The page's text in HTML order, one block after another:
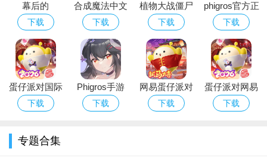
2、随着得分的增长，你将可以解锁新的道具和玩法更丰富的
地区！
3、为你提供新的游乐场来与你的叛逆伙伴们一起猛冲、闪躲
和跑酷。
相关说明
1、滑板的皮肤也有很多不同的更新,滑板可以带给玩家全新的
2、游戏的玩法是没有广告的也不需网络的支持就能运行,玩家
幕后的
Nextbots沙盒
游戏安卓最新
版本
下载
合成魔法中文
版
下载
植物大战僵尸
经典版下载安
装免费
下载
phigros官方正
版下载2026最
新版安卓版
下载
蛋仔派对国际
服Eggy Party
版
下载
Phigros手游
官方下载最新
下载
网易蛋仔派对
游戏免费版下
下载
蛋仔派对网易
版下载安卓正
下载
专题合集